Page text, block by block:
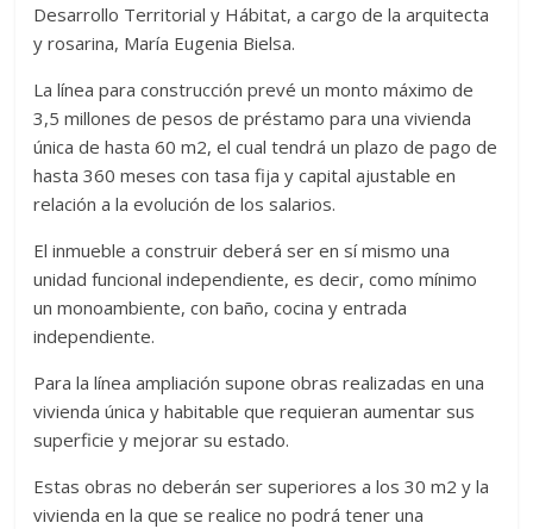
Desarrollo Territorial y Hábitat, a cargo de la arquitecta
y rosarina, María Eugenia Bielsa.
La línea para construcción prevé un monto máximo de
3,5 millones de pesos de préstamo para una vivienda
única de hasta 60 m2, el cual tendrá un plazo de pago de
hasta 360 meses con tasa fija y capital ajustable en
relación a la evolución de los salarios.
El inmueble a construir deberá ser en sí mismo una
unidad funcional independiente, es decir, como mínimo
un monoambiente, con baño, cocina y entrada
independiente.
Para la línea ampliación supone obras realizadas en una
vivienda única y habitable que requieran aumentar sus
superficie y mejorar su estado.
Estas obras no deberán ser superiores a los 30 m2 y la
vivienda en la que se realice no podrá tener una